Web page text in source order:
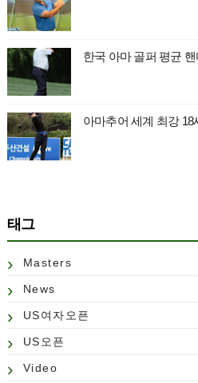
한국 아마 골퍼 평균
아마추어 세계 최강
태그
Masters
News
US여자오픈
US오픈
Video